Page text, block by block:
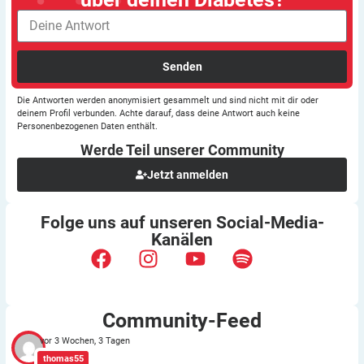
Senden
Die Antworten werden anonymisiert gesammelt und sind nicht mit dir oder
deinem Profil verbunden. Achte darauf, dass deine Antwort auch keine
Personenbezogenen Daten enthält.
Werde Teil unserer Community
Jetzt anmelden
Folge uns auf unseren Social-Media-
Kanälen
Community-Feed
thomas55
vor 3 Wochen, 3 Tagen